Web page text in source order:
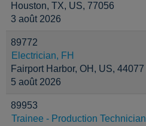
Houston, TX, US, 77056
3 août 2026
89772
Electrician, FH
Fairport Harbor, OH, US, 44077
5 août 2026
89953
Trainee - Production Technician